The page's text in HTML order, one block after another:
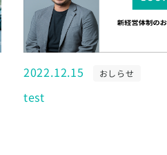
2022.12.15 おしらせ
test